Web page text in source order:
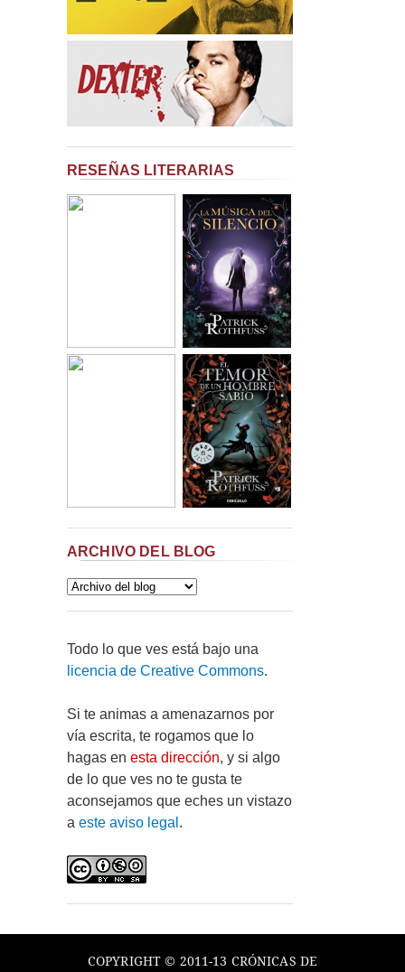
RESEÑAS LITERARIAS
ARCHIVO DEL BLOG
Todo lo que ves está bajo una
licencia de Creative Commons.
Si te animas a amenazarnos por
vía escrita, te rogamos que lo
hagas en esta dirección, y si algo
de lo que ves no te gusta te
aconsejamos que eches un vistazo
a este aviso legal .
COPYRIGHT © 2011-13 CRÓNICAS DE